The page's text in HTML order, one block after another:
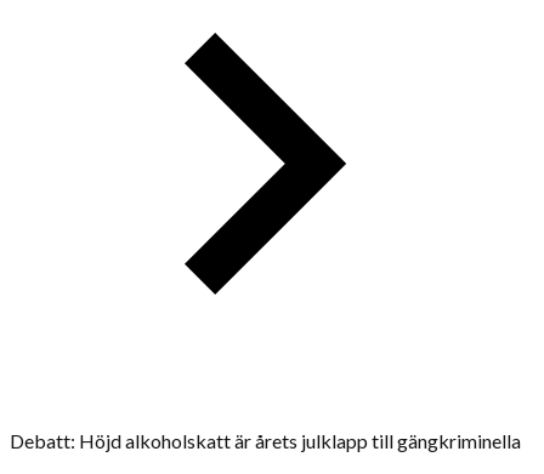
Debatt: Höjd alkoholskatt är årets julklapp till gängkriminella